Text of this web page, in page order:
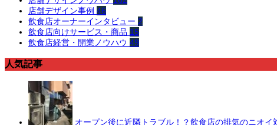
店舗デザイン事例 46
飲食店オーナーインタビュー 2
飲食店向けサービス・商品 15
飲食店経営・開業ノウハウ 49
人気記事
オープン後に近隣トラブル！？飲食店の排気のニオイ